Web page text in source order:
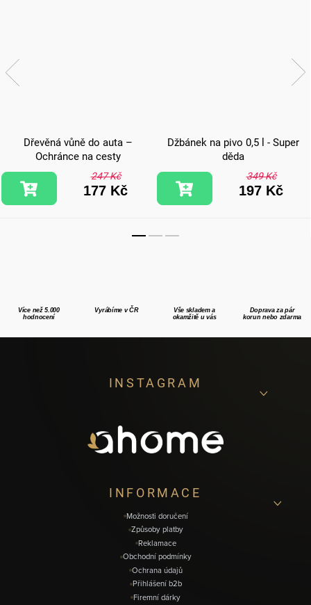
Dřevěná vůně do auta –
Ochránce na cesty
247 Kč
177 Kč
Džbánek na pivo 0,5 l - Super
děda
349 Kč
197 Kč
Více než 5.000
hodnocení
Vyrábíme v ČR
Vše skladem a
okamžitě u vás
Doprava za pár
korun nebo zdarma
INSTAGRAM
INFORMACE
Možnosti doručení
Způsoby platby
Reklamace
Obchodní podmínky
Ochrana údajů
Přihlášení b2b
Firemní dárky